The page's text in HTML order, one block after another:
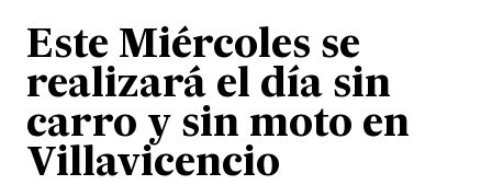
Este Miércoles se
realizará el día sin
carro y sin moto en
Villavicencio